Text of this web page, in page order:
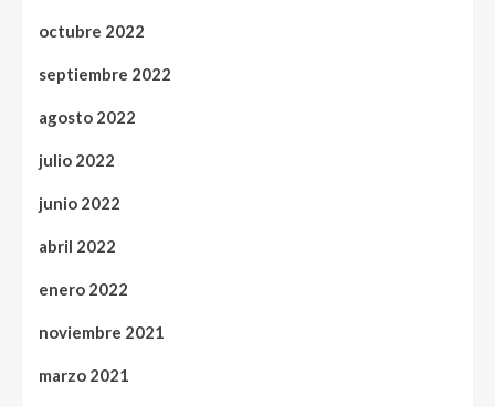
octubre 2022
septiembre 2022
agosto 2022
julio 2022
junio 2022
abril 2022
enero 2022
noviembre 2021
marzo 2021